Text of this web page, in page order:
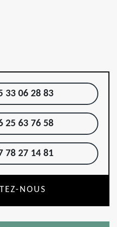
33 06 28 83
25 63 76 58
78 27 14 81
NOUS